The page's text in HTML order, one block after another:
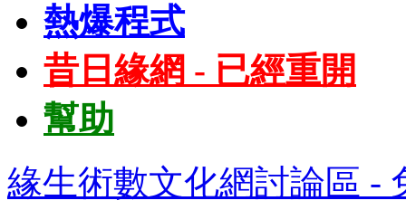
熱爆程式
昔日緣網 - 已經重開
幫助
緣生術數文化網討論區 -